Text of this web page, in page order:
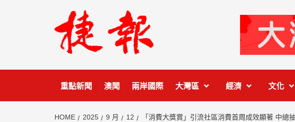
重點新聞 澳聞 兩岸國際 大灣區 經濟 文化
HOME 2025 9 月 12 「消費大獎賞」引流社區消費首周成效顯著 中總